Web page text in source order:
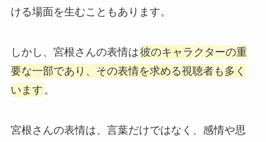
ける場面を生むこともあります。
しかし、宮根さんの表情は彼のキャラクターの重
要な一部であり、その表情を求める視聴者も多く
います。
宮根さんの表情は、言葉だけではなく、感情や思